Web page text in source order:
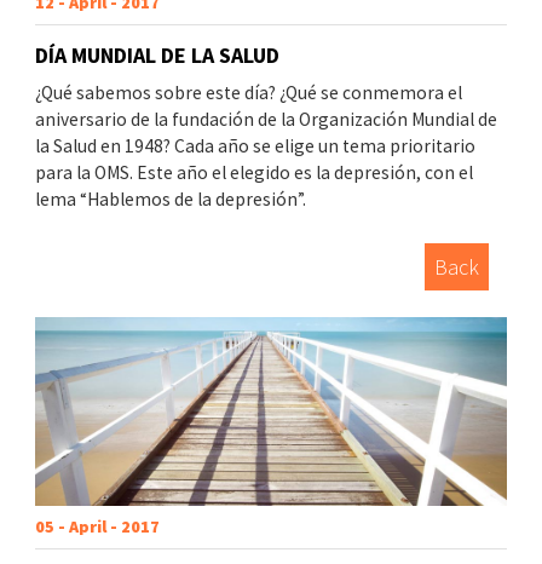
DÍA MUNDIAL DE LA SALUD
¿Qué sabemos sobre este día? ¿Qué se conmemora el
aniversario de la fundación de la Organización Mundial de
la Salud en 1948? Cada año se elige un tema prioritario
para la OMS. Este año el elegido es la depresión, con el
lema “Hablemos de la depresión”.
Back
05 - April - 2017